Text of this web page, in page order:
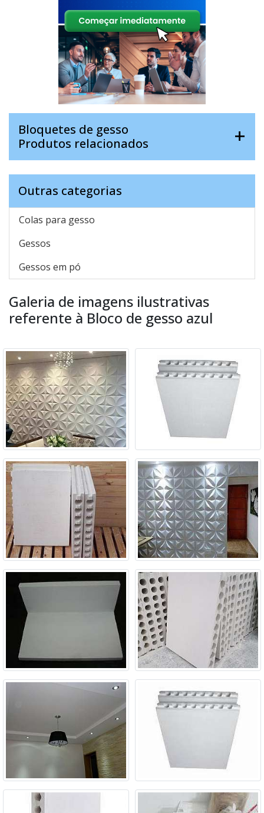
Bloquetes de gesso
Produtos relacionados
Outras categorias
Colas para gesso
Gessos
Gessos em pó
Galeria de imagens ilustrativas
referente à Bloco de gesso azul